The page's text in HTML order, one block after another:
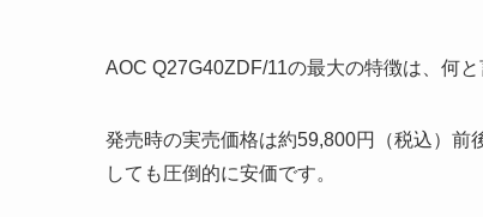
AOC Q27G40ZDF/11の最大の特徴は、何
発売時の実売価格は約59,800円（税込）前
しても圧倒的に安価です。